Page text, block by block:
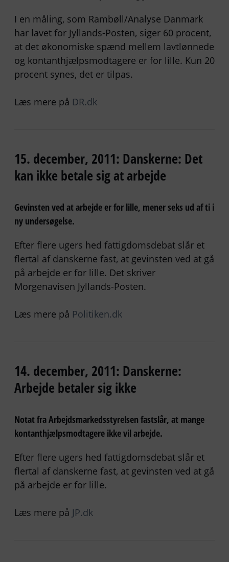
I en måling, som Rambøll/Analyse Danmark
har lavet for Jyllands-Posten, siger 60 procent,
at det økonomiske spænd mellem lavtlønnede
og kontanthjælpsmodtagere er for lille. Kun 20
procent synes, det er tilpas.
Læs mere på DR.dk
15. december, 2011: Danskerne: Det
kan ikke betale sig at arbejde
Gevinsten ved at arbejde er for lille, mener seks ud af ti i
ny undersøgelse.
Efter flere ugers hed fattigdomsdebat slår et
flertal af danskerne fast, at gevinsten ved at gå
på arbejde er for lille. Det skriver
Morgenavisen Jyllands-Posten.
Læs mere på Politiken.dk
14. december, 2011: Danskerne:
Arbejde betaler sig ikke
Notat fra Arbejdsmarkedsstyrelsen fastslår, at mange
kontanthjælpsmodtagere ikke vil arbejde.
Efter flere ugers hed fattigdomsdebat slår et
flertal af danskerne fast, at gevinsten ved at gå
på arbejde er for lille.
Læs mere på JP.dk